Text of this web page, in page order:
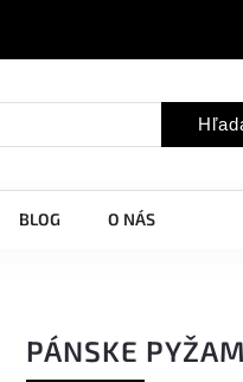
BLOG O NÁS
PÁNSKE